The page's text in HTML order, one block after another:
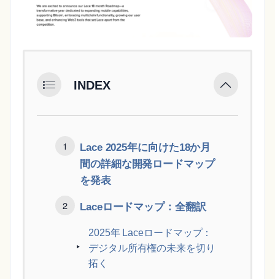
INDEX
Lace 2025年に向けた18か月
間の詳細な開発ロードマップ
を発表
Laceロードマップ：全翻訳
2025年 Laceロードマップ：
デジタル所有権の未来を切り
拓く